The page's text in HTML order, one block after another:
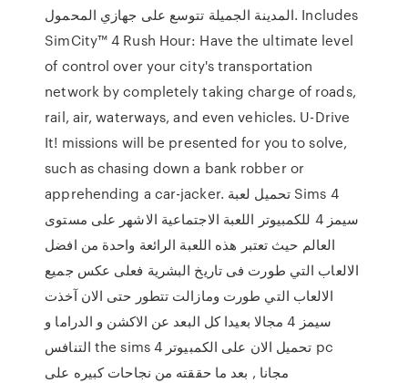
المدينة الجميلة تتوسع على جهازي المحمول. Includes
SimCity™ 4 Rush Hour: Have the ultimate level
of control over your city's transportation
network by completely taking charge of roads,
rail, air, waterways, and even vehicles. U-Drive
It! missions will be presented for you to solve,
such as chasing down a bank robber or
apprehending a car-jacker. تحميل لعبة Sims 4
سيمز 4 للكمبيوتر اللعبة الاجتماعية الاشهر على مستوى
العالم حيث تعتبر هذه اللعبة الرائعة واحدة من افضل
الالعاب التي طورت فى تاريخ البشرية فعلى عكس جميع
الالعاب التي طورت ومازالت تتطور حتى الان آخذت
سيمز 4 مجالا بعيدا كل البعد عن الاكشن و الدراما و
التنافس the sims 4 تحميل الان على الكمبيوتر pc
مجانا , بعد ما حققته من نجاحات كبيره على